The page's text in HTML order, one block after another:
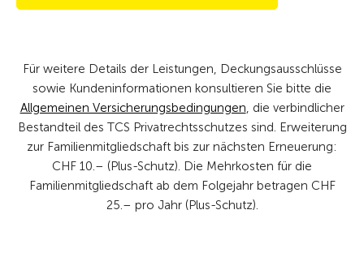
Für weitere Details der Leistungen, Deckungsausschlüsse
sowie Kundeninformationen konsultieren Sie bitte die
Allgemeinen Versicherungsbedingungen, die verbindlicher
Bestandteil des TCS Privatrechtsschutzes sind. Erweiterung
zur Familienmitgliedschaft bis zur nächsten Erneuerung:
CHF 10.– (Plus-Schutz). Die Mehrkosten für die
Familienmitgliedschaft ab dem Folgejahr betragen CHF
25.– pro Jahr (Plus-Schutz).